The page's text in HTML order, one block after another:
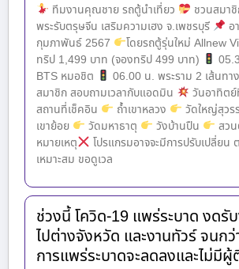
ทีมงานคุณชาย รถตู้นำเที่ยว
ชวนสมา
พระรับตรุษจีน เสริมความเฮง จ.เพชรบุรี
อ
กุมภาพันธ์ 2567
โดยรถตู้รุ่นใหม่ Allnew
ทริป 1,499 บาท (จองทริป 499 บาท)
BTS หมอชิต
06.00 น. พระราม 2 เส้นทา
สมาชิก สอบถามเวลากับแอดมิน
วันอาทิต
สถานที่เช็คอิน
ถ้ำเขาหลวง วัดใหญ่สุวร
เขาย้อย
วัดมหาธาตุ วังบ้านปืน
สว
หมายเหตุ
โปรแกรมอาจจะมีการปรับเปลี่ยน
เหมาะสม ขอดูเวล
ช่วงนี้ โควิด-19 แพร่ระบาด งดรั
ไปต่างจังหวัด และงานทัวร์ จนก
การแพร่ระบาดจะลดลงและไม่มี